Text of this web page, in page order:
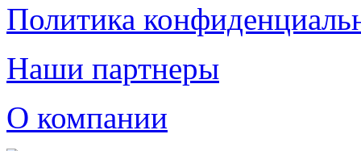
Политика
Наши партнеры
О компании